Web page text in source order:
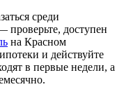
среди
доступен
на Красном
и действуйте
в первые недели, а